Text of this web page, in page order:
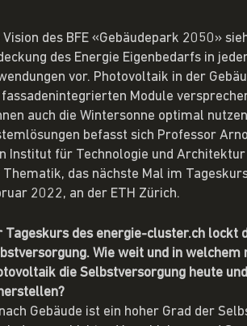
Vision des BFE «Gebäudepark 2050»
des Energie Eigenbedarfs in
vor. Photovoltaik in der
fassadenintegrierten Module
auch die Wintersonne optimal
befasst sich Professor
Institut für Technologie und
Thematik, das nächste Mal im
2022, an der ETH Zürich.
Tageskurs des energie-cluster.ch lockt
Wie weit und in welchem
die Selbstversorgung heute
Gebäude ist ein hoher Grad der